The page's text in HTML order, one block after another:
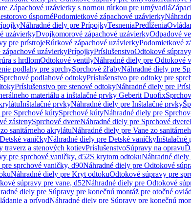
Zápachové uzávierky s nornou rúrkou pre umývadlá
úspornéPodomietkové zápachové uzávierky
Náhradné diely pre PrípojkyTesneniaPredĺženia
uzávierkyDvojkomorové zápachové uzávierkyOdpadové
pre prístrojeRúrkové zápachové uzávierkyPodomietkové
uzávierkyPrípojkyPríslušenstvoOdtokové
s hrdlomOdtokové ventilyNáhradné diely pre Odtokové
podlahy pre sprchySprchové žľabyNáhradné diely pre
podlahové odtokyPríslušenstvo pre odtoky pre
Príslušenstvo pre stenové odtokyNáhradné diely pre
materiálu a inštalačné prvky Geberit Duofix
Inštalačné prvkyNáhradné diely pre Inštalačné prvky
Sprchové kútySprchové kútyNáhradné diely pre
zástenySprchové dvereNáhradné diely pre Sprchové dvere
sanitárneho akrylátuNáhradné diely pre Vane zo
Detské vaničkyNáhradné diely pre Detské vaničkyInštalačné
traverz a stenových kotievPríslušenstvoSúpravy na opravu
pre sprchové vaničky, d52S krytom odtokuNáhradné
sprchové vaničky, d90Náhradné diely pre Odtokové
Náhradné diely pre Kryt odtokuOdtokové súpravy pre
súpravy pre vane, d52Náhradné diely pre Odtokové
diely pre Súpravy pre konečnú montáž pre otočné
a prívodNáhradné diely pre Súpravy pre konečnú